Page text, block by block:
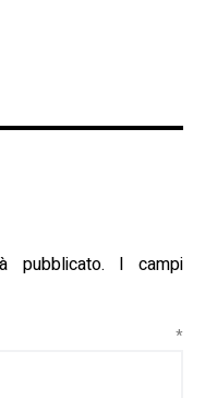
I campi
*